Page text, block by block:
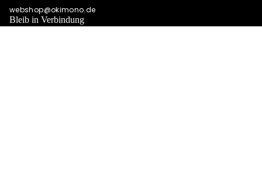
ALLE
webshop@okimono.de
Bleib in Verbindung